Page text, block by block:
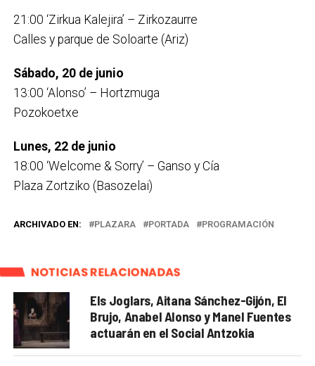
21:00 ‘Zirkua Kalejira’ – Zirkozaurre
Calles y parque de Soloarte (Ariz)
Sábado, 20 de junio
13:00 ‘Alonso’ – Hortzmuga
Pozokoetxe
Lunes, 22 de junio
18:00 ‘Welcome & Sorry’ – Ganso y Cía
Plaza Zortziko (Basozelai)
ARCHIVADO EN: PLAZARA PORTADA PROGRAMACIÓN
NOTICIAS RELACIONADAS
Els Joglars, Aitana Sánchez-Gijón, El
Brujo, Anabel Alonso y Manel Fuentes
actuarán en el Social Antzokia